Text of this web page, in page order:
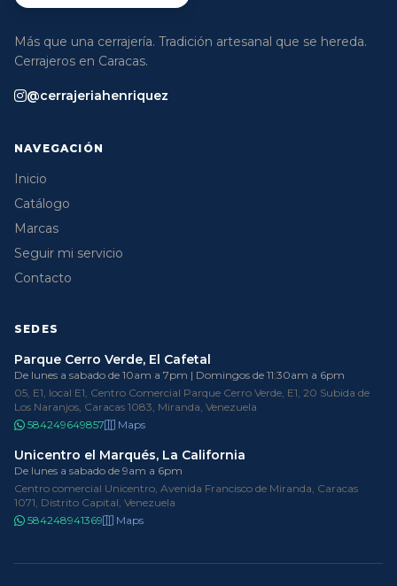
Más que una cerrajería. Tradición artesanal que se hereda.
Cerrajeros en Caracas.
@cerrajeriahenriquez
NAVEGACIÓN
Inicio
Catálogo
Marcas
Seguir mi servicio
Contacto
SEDES
Parque Cerro Verde, El Cafetal
De lunes a sabado de 10am a 7pm | Domingos de 11:30am a 6pm
05, E1, local E1, Centro Comercial Parque Cerro Verde, E1, 20 Subida de
Los Naranjos, Caracas 1083, Miranda, Venezuela
584249649857
Maps
Unicentro el Marqués, La California
De lunes a sabado de 9am a 6pm
Centro comercial Unicentro, Avenida Francisco de Miranda, Caracas
1071, Distrito Capital, Venezuela
584248941369
Maps